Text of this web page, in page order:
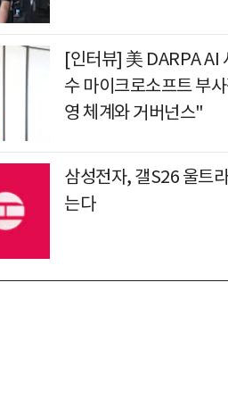
[인터뷰] 美 DARPA AI
수 마이크로소프트 부
영 체계와 거버넌스"
삼성전자, 갤S26 울트
는다